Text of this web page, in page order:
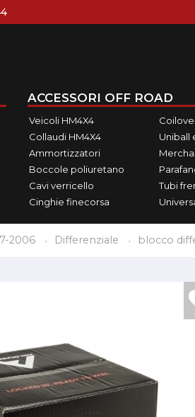
ACCESSORI OFF ROAD
Veicoli HM4X4
Collaudi HM4X4
Ammortizzatori
Boccole poliuretano
Cavi verricello
Cinghie finecorsa
Uniball
Tubi
2006 Differenziale blocco